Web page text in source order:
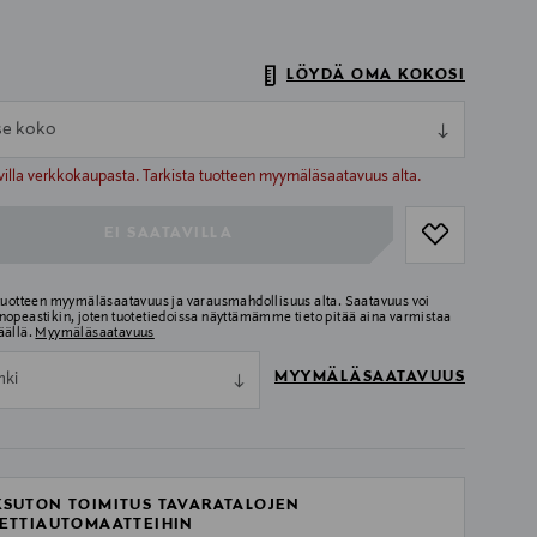
LÖYDÄ OMA KOKOSI
koko
verkkokaupasta. Tarkista tuotteen myymäläsaatavuus alta.
myymäläsaatavuus ja varausmahdollisuus alta. Saatavuus voi
joten tuotetiedoissa näyttämämme tieto pitää aina varmistaa
Myymäläsaatavuus
MYYMÄLÄSAATAVUUS
TOIMITUS TAVARATALOJEN